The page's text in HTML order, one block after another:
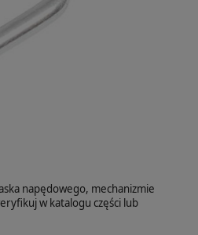
napędowego, mechanizmie
w katalogu części lub